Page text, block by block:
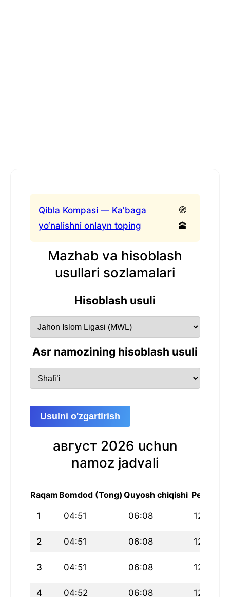
Qibla Kompasi — Ka'baga
yo‘nalishni onlayn toping
🧭
🕋
Mazhab va hisoblash
usullari sozlamalari
Hisoblash usuli
Asr namozining hisoblash usuli
Usulni o'zgartirish
август 2026 uchun
namoz jadvali
Raqam Bomdod (Tong) Quyosh chiqishi Peshin
1 04:51 06:08 12:32
2 04:51 06:08 12:32
3 04:51 06:08 12:32
4 04:52 06:08 12:32